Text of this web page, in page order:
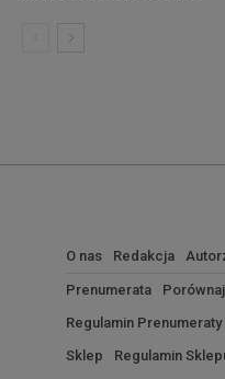
O nas Redakcja
Prenumerata
Regulamin Prenumeraty
Sklep
Regulamin